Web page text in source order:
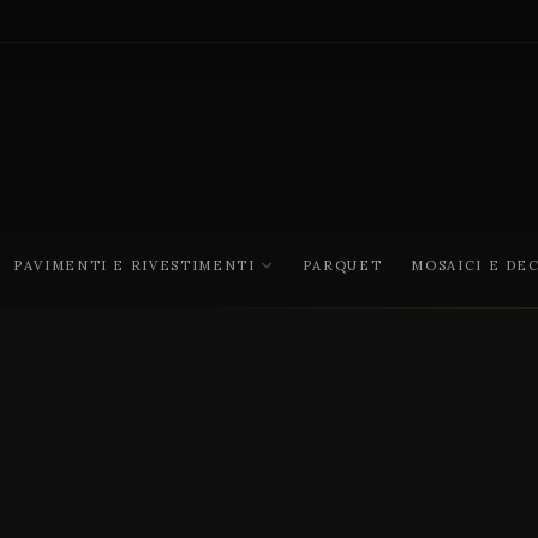
PAVIMENTI E RIVESTIMENTI PARQUET MOSAICI E